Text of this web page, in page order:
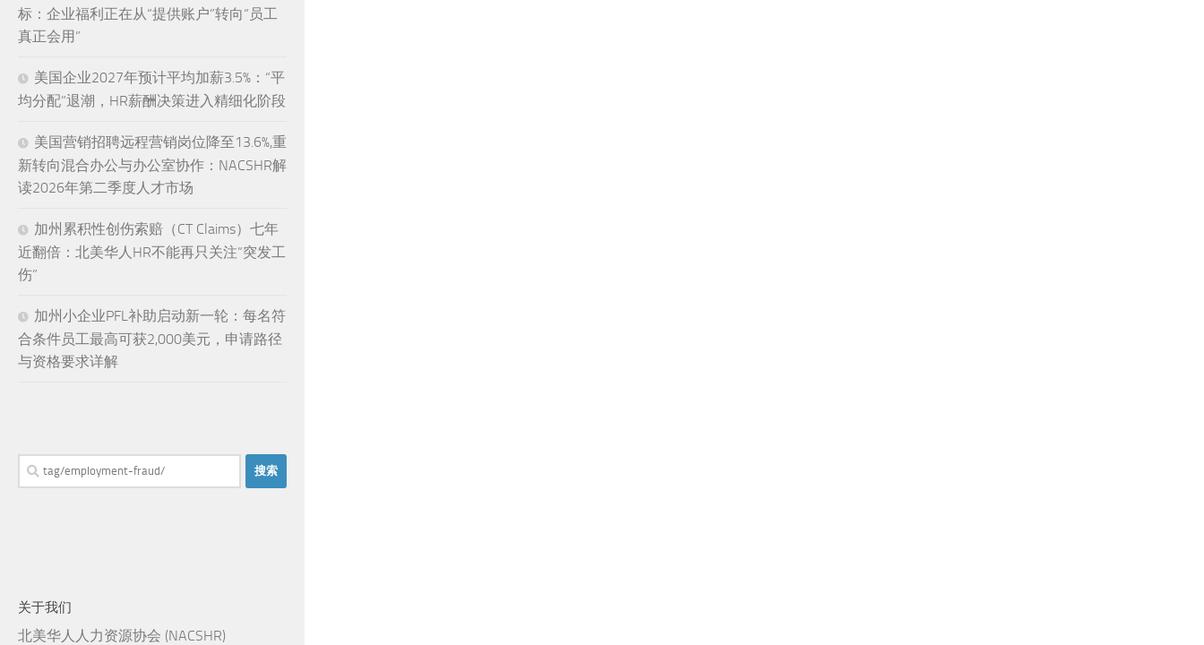
标：企业福利正在从“提供账户”转向“员工
真正会用”
美国企业2027年预计平均加薪3.5%：“平
均分配”退潮，HR薪酬决策进入精细化阶段
美国营销招聘远程营销岗位降至13.6%,重
新转向混合办公与办公室协作：NACSHR解
读2026年第二季度人才市场
加州累积性创伤索赔（CT Claims）七年
近翻倍：北美华人HR不能再只关注“突发工
伤”
加州小企业PFL补助启动新一轮：每名符
合条件员工最高可获2,000美元，申请路径
与资格要求详解
搜
索：
关于我们
北美华人人力资源协会 (NACSHR)